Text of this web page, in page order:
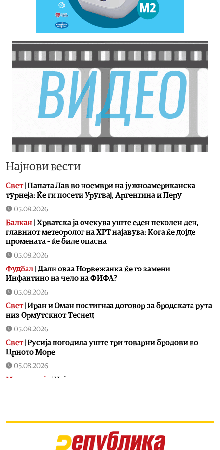
Најнови вести
Свет| Папата Лав во ноември на јужноамериканска
турнеја: Ќе ги посети Уругвај, Аргентина и Перу
05.08.2026
Балкан Хрватска ја очекува уште еден пеколен ден,
главниот метеоролог на ХРТ најавува: Кога ќе дојде
промената – ќе биде опасна
05.08.2026
Фудбал Дали оваа Норвежанка ќе го замени
Инфантино на чело на ФИФА?
05.08.2026
Свет| Иран и Оман постигнаа договор за бродската рута
низ Ормутскиот Теснец
05.08.2026
Свет| Русија погодила уште три товарни бродови во
Црното Море
05.08.2026
Македонија |Најголем дел од пациентите сo
запалена трева при сечење со брусилица